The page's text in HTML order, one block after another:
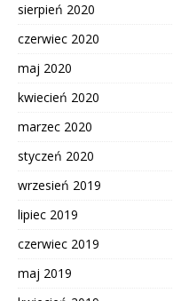
sierpień 2020
czerwiec 2020
maj 2020
kwiecień 2020
marzec 2020
styczeń 2020
wrzesień 2019
lipiec 2019
czerwiec 2019
maj 2019